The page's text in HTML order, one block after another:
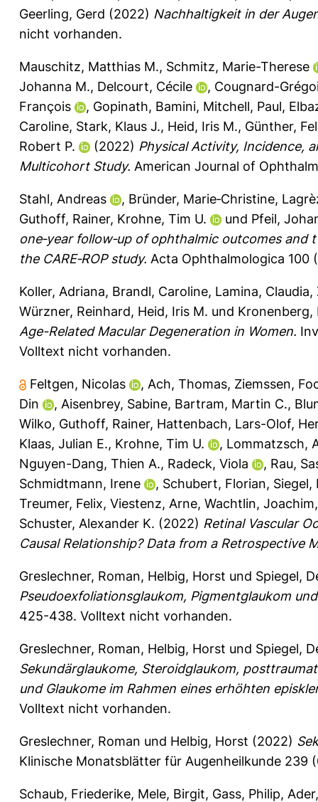
Geerling, Gerd (2022) Nachhaltigkeit in der
nicht vorhanden.
Mauschitz, Matthias M., Schmitz, Marie-Therese
Johanna M., Delcourt, Cécile , Cougnard-
François
, Gopinath, Bamini, Mitchell, Paul,
Caroline, Stark, Klaus J., Heid, Iris M., Günther,
Robert P.
(2022) Physical Activity, Incidence,
Multicohort Study. American Journal of
Stahl, Andreas , Bründer, Marie‐Christine,
Guthoff, Rainer, Krohne, Tim U. und Pfeil,
one‐year follow‐up of ophthalmic outcomes
the CARE‐ROP study. Acta Ophthalmologica 100
Koller, Adriana, Brandl, Caroline, Lamina, Claudia,
Würzner, Reinhard, Heid, Iris M. und Kronenberg,
Age-Related Macular Degeneration in Women.
Volltext nicht vorhanden.
Feltgen, Nicolas , Ach, Thomas, Ziemssen,
Din
, Aisenbrey, Sabine, Bartram, Martin C.,
Wilko, Guthoff, Rainer, Hattenbach, Lars-Olof,
Klaas, Julian E., Krohne, Tim U. , Lommatzsch,
Nguyen-Dang, Thien A., Radeck, Viola , Rau,
Schmidtmann, Irene
, Schubert, Florian, Siegel,
Treumer, Felix, Viestenz, Arne, Wachtlin, Joachim
Schuster, Alexander K. (2022) Retinal Vascular
Causal Relationship? Data from a Retrospective
Greslechner, Roman, Helbig, Horst und Spiegel,
Pseudoexfoliationsglaukom, Pigmentglaukom
425-438. Volltext nicht vorhanden.
Greslechner, Roman, Helbig, Horst und Spiegel,
Sekundärglaukome, Steroidglaukom,
und Glaukome im Rahmen eines erhöhten
Volltext nicht vorhanden.
Greslechner, Roman und Helbig, Horst (2022)
Klinische Monatsblätter für Augenheilkunde 239
Schaub, Friederike, Mele, Birgit, Gass, Philip,